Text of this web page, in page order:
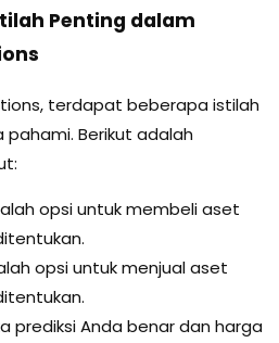
Penting dalam
terdapat beberapa istilah
Berikut adalah
opsi untuk membeli aset
opsi untuk menjual aset
prediksi Anda benar dan harga